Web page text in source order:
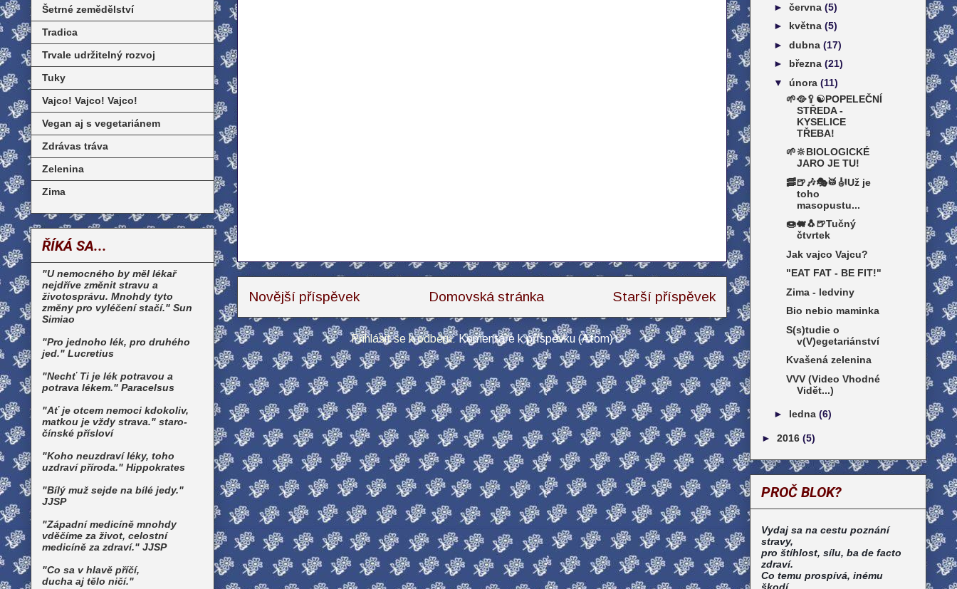
Novější příspěvek Starší příspěvek
Domovská stránka
Přihlásit se k odběru:Komentáře k příspěvku (Atom)
Šetrné zemědělství
Tradica
Trvale udržitelný rozvoj
Tuky
Vajco! Vajco! Vajco!
Vegan aj s vegetariánem
Zdrávas tráva
Zelenina
Zima
ŘÍKÁ SA...
"U nemocného by měl lékař
nejdříve změnit stravu a
životosprávu. Mnohdy tyto
změny pro vyléčení stačí." Sun
Simiao
"Pro jednoho lék, pro druhého
jed." Lucretius
"Nechť Ti je lék potravou a
potrava lékem." Paracelsus
"Ať je otcem nemoci kdokoliv,
matkou je vždy strava." staro-
čínské přísloví
"Koho neuzdraví léky, toho
uzdraví příroda." Hippokrates
"Bílý muž sejde na bílé jedy."
JJSP
"Západní medicíně mnohdy
vděčíme za život, celostní
medicíně za zdraví." JJSP
"Co sa v hlavě příčí,
ducha aj tělo ničí."
► června (5)
► května (5)
► dubna (17)
► března (21)
▼ února (11)
🌱🥘🥄☯️POPELEČNÍ
STŘEDA -
KYSELICE
TŘEBA!
🌱🔆BIOLOGICKÉ
JARO JE TU!
🥓🍺🎶🎭🥁🎻Už je
toho
masopustu...
🍩🐖🐧🍺Tučný
čtvrtek
Jak vajco Vajcu?
"EAT FAT - BE FIT!"
Zima - ledviny
Bio nebio maminka
S(s)tudie o
v(V)egetariánství
Kvašená zelenina
VVV (Video Vhodné
Vidět...)
► ledna (6)
► 2016 (5)
PROČ BLOK?
Vydaj sa na cestu poznání
stravy,
pro štíhlost, sílu, ba de facto
zdraví.
Co temu prospívá, inému
škodí,